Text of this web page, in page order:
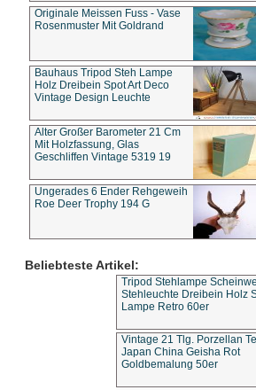
Originale Meissen Fuss - Vase
Rosenmuster Mit Goldrand
Bauhaus Tripod Steh Lampe
Holz Dreibein Spot Art Deco
Vintage Design Leuchte
Alter Großer Barometer 21 Cm
Mit Holzfassung, Glas
Geschliffen Vintage 5319 19
Ungerades 6 Ender Rehgeweih
Roe Deer Trophy 194 G
Beliebteste Artikel:
Tripod Stehlampe
Stehleuchte Dreibein Holz
Lampe Retro 60er
Vintage 21 Tlg. Porzellan
Japan China Geisha Rot
Goldbemalung 50er